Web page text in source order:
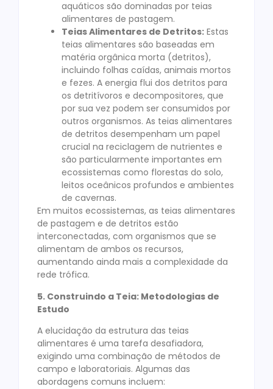
aquáticos são dominadas por teias
alimentares de pastagem.
Teias Alimentares de Detritos: Estas
teias alimentares são baseadas em
matéria orgânica morta (detritos),
incluindo folhas caídas, animais mortos
e fezes. A energia flui dos detritos para
os detritívoros e decompositores, que
por sua vez podem ser consumidos por
outros organismos. As teias alimentares
de detritos desempenham um papel
crucial na reciclagem de nutrientes e
são particularmente importantes em
ecossistemas como florestas do solo,
leitos oceânicos profundos e ambientes
de cavernas.
Em muitos ecossistemas, as teias alimentares
de pastagem e de detritos estão
interconectadas, com organismos que se
alimentam de ambos os recursos,
aumentando ainda mais a complexidade da
rede trófica.
5. Construindo a Teia: Metodologias de
Estudo
A elucidação da estrutura das teias
alimentares é uma tarefa desafiadora,
exigindo uma combinação de métodos de
campo e laboratoriais. Algumas das
abordagens comuns incluem: